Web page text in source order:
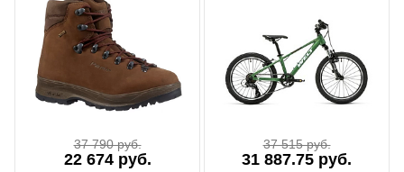
37 790 руб.
22 674 руб.
37 515 руб.
31 887.75 руб.